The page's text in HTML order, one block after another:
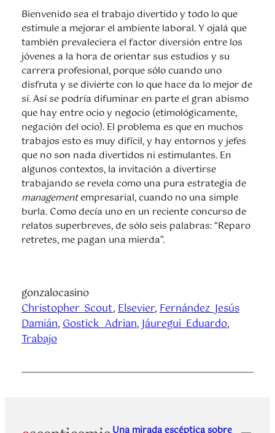
Bienvenido sea el trabajo divertido y todo lo que
estimule a mejorar el ambiente laboral. Y ojalá que
también prevaleciera el factor diversión entre los
jóvenes a la hora de orientar sus estudios y su
carrera profesional, porque sólo cuando uno
disfruta y se divierte con lo que hace da lo mejor de
sí. Así se podría difuminar en parte el gran abismo
que hay entre ocio y negocio (etimológicamente,
negación del ocio). El problema es que en muchos
trabajos esto es muy difícil, y hay entornos y jefes
que no son nada divertidos ni estimulantes. En
algunos contextos, la invitación a divertirse
trabajando se revela como una pura estrategia de
managementempresarial, cuando no una simple
burla. Como decía uno en un reciente concurso de
relatos superbreves, de sólo seis palabras: “Reparo
retretes, me pagan una mierda”.
gonzalocasino
Christopher_Scout, Elsevier, Fernández_Jesús
Damián, Gostick_Adrian, Jáuregui_Eduardo
Trabajo